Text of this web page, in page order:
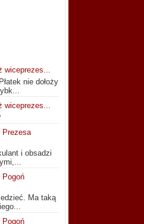
wiceprezes...
nie dołoży
wiceprezes...
Prezesa
i obsadzi
Pogoń
Ma taką
Pogoń